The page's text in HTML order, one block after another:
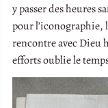
y passer des heures
pour l’iconographie,
rencontre avec Dieu
efforts oublie le